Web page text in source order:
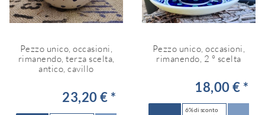
Pezzo unico, occasioni,
rimanendo, terza scelta,
antico, cavillo
23,20 € *
Pezzo unico, occasioni,
rimanendo, 2 ° scelta
18,00 € *
6% di sconto